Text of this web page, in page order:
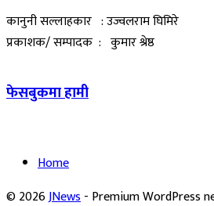
कानुनी सल्लाहकार : उज्वलराम घिमिरे
प्रकाशक/ सम्पादक : कुमार श्रेष्ठ
फेसबुकमा हामी
Home
© 2026JNews- Premium WordPress